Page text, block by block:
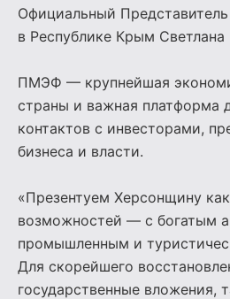
Официальный
в Республике Крым
ПМЭФ — крупнейшая
страны и важная платформа
контактов с инвесторами,
бизнеса и власти.
«Презентуем Херсонщину
возможностей — с богатым
промышленным и
Для скорейшего
государственные вложения,